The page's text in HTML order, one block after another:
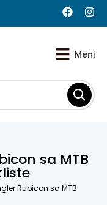
sa MTB
Rubicon sa MTB